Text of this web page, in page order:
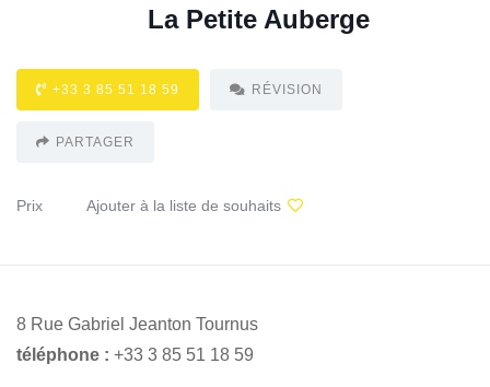
La Petite Auberge
+33 3 85 51 18 59 RÉVISION
PARTAGER
Prix Ajouter à la liste de souhaits
8 Rue Gabriel Jeanton Tournus
téléphone : +33 3 85 51 18 59